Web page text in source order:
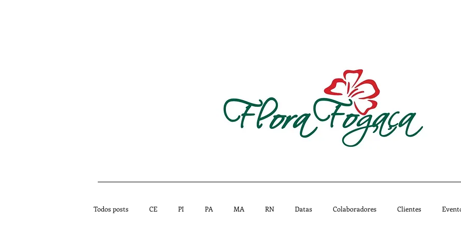
Todos posts CE PI PA MA RN Datas Colaboradores Clientes